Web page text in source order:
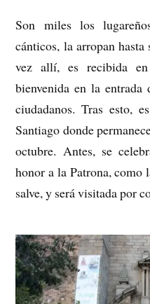
Son miles los
cánticos, la arropan
vez allí, es recibida
bienvenida en la
ciudadanos. Tras esto,
Santiago donde
octubre. Antes, se
honor a la Patrona, como
salve, y será visitada por